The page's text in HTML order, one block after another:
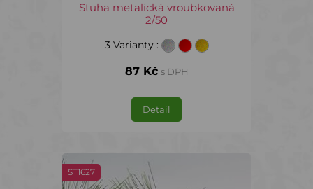
Stuha metalická vroubkovaná
2/50
3 Varianty :
87 Kč s DPH
Detail
ST1627